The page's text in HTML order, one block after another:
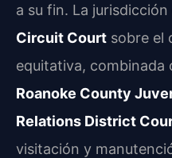
a su fin. La jurisdicción
Circuit Court sobre el
equitativa, combinada
Roanoke County
Relations District
visitación y